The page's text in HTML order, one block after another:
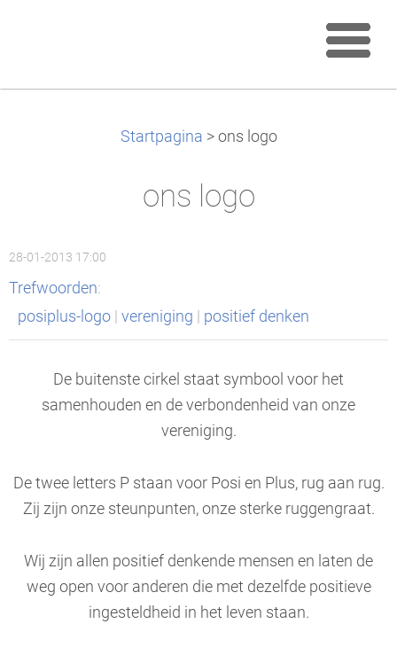
Startpagina > ons logo
ons logo
28-01-2013 17:00
Trefwoorden:
posiplus-logo vereniging positief denken
De buitenste cirkel staat symbool voor het
samenhouden en de verbondenheid van onze
vereniging.
De twee letters P staan voor Posi en Plus, rug aan rug.
Zij zijn onze steunpunten, onze sterke ruggengraat.
Wij zijn allen positief denkende mensen en laten de
weg open voor anderen die met dezelfde positieve
ingesteldheid in het leven staan.